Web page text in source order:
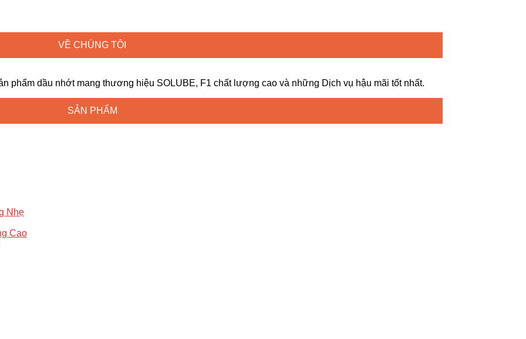
VỀ CHÚNG TÔI
phẩm dầu nhớt mang thương hiệu SOLUBE, F1 chất lượng cao và những Dịch vụ hậu mãi tốt nhất.
SẢN PHẨM
Nhẹ
Cao